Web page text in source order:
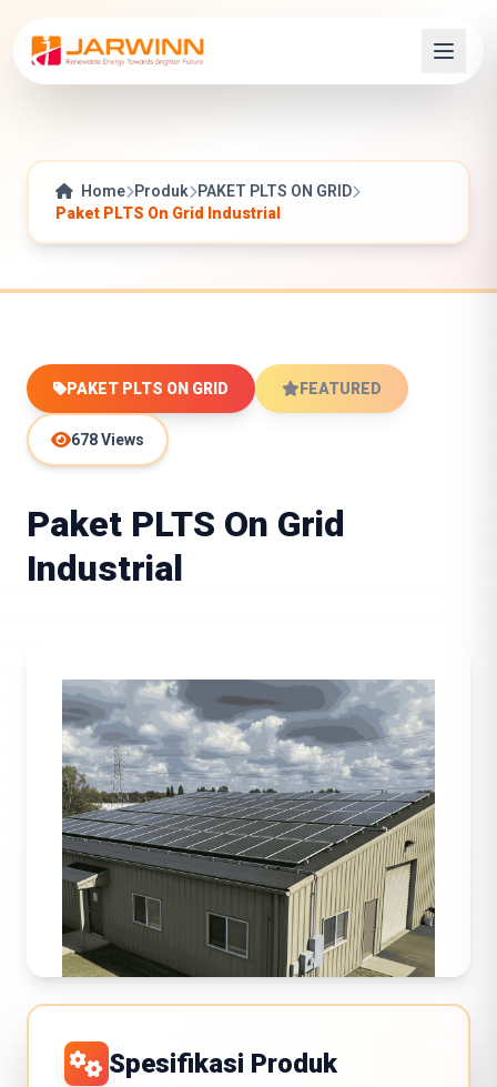
Home Produk
PAKET PLTS ON GRID
Paket PLTS On Grid Industrial
PAKET PLTS ON GRID FEATURED
678 Views
Paket PLTS On Grid
Industrial
Spesifikasi Produk